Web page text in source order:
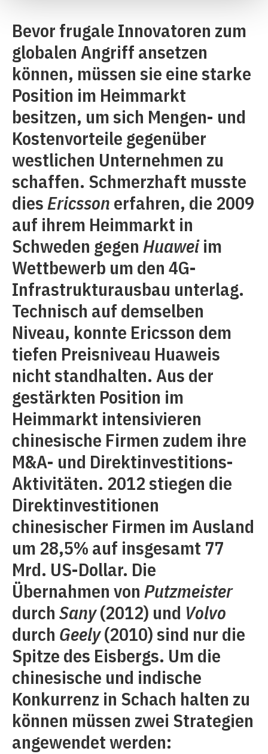
Bevor frugale Innovatoren zum
globalen Angriff ansetzen
können, müssen sie eine starke
Position im Heimmarkt
besitzen, um sich Mengen- und
Kostenvorteile gegenüber
westlichen Unternehmen zu
schaffen. Schmerzhaft musste
diesEricsson erfahren, die 2009
auf ihrem Heimmarkt in
Schweden gegen Huaweiim
Wettbewerb um den 4G-
Infrastrukturausbau unterlag.
Technisch auf demselben
Niveau, konnte Ericsson dem
tiefen Preisniveau Huaweis
nicht standhalten. Aus der
gestärkten Position im
Heimmarkt intensivieren
chinesische Firmen zudem ihre
M&A- und Direktinvestitions-
Aktivitäten. 2012 stiegen die
Direktinvestitionen
chinesischer Firmen im Ausland
um 28,5% auf insgesamt 77
Mrd. US-Dollar. Die
Übernahmen von Putzmeister
durch Sany(2012) und Volvo
durch Geely(2010) sind nur die
Spitze des Eisbergs. Um die
chinesische und indische
Konkurrenz in Schach halten zu
können müssen zwei Strategien
angewendet werden: